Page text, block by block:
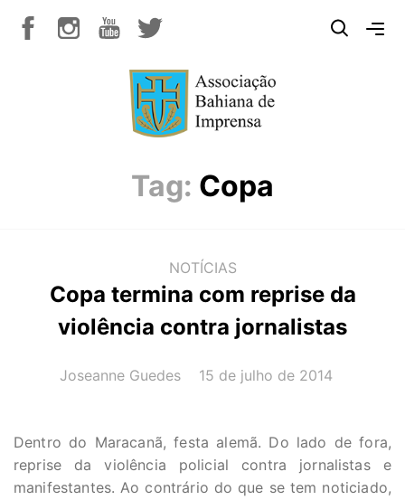
Tag: Copa
NOTÍCIAS
Copa termina com reprise da
violência contra jornalistas
AUTOR(A):
Joseanne Guedes DATA:
15 de julho de 2014
Dentro do Maracanã, festa alemã. Do lado de fora,
reprise da violência policial contra jornalistas e
manifestantes. Ao contrário do que se tem noticiado,